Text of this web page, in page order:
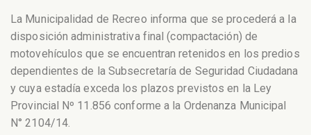
La Municipalidad de Recreo informa que se procederá a la
disposición administrativa final (compactación) de
motovehículos que se encuentran retenidos en los predios
dependientes de la Subsecretaría de Seguridad Ciudadana
y cuya estadía exceda los plazos previstos en la Ley
Provincial Nº 11.856 conforme a la Ordenanza Municipal
N° 2104/14.